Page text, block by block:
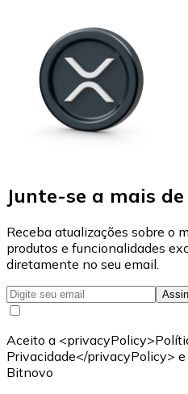
Junte-se a mais
Receba atualizações sobre o
produtos e funcionalidades
diretamente no seu email.
Aceito a
Privacidade</privacyPolicy>
Bitnovo